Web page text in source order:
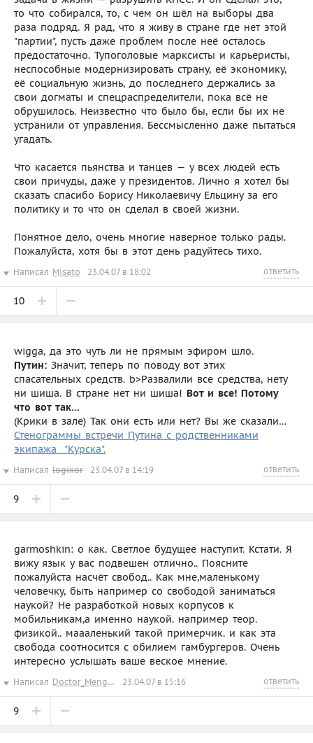
то что собирался, то, с чем он шёл на выборы два
раза подряд. Я рад, что я живу в стране где нет этой
"партии", пусть даже проблем после неё осталось
предостаточно. Тупоголовые марксисты и карьеристы,
неспособные модернизировать страну, её экономику,
её социальную жизнь, до последнего держались за
свои догматы и спецраспределители, пока всё не
обрушилось. Неизвестно что было бы, если бы их не
устранили от управления. Бессмысленно даже пытаться
угадать.
Что касается пьянства и танцев — у всех людей есть
свои причуды, даже у президентов. Лично я хотел бы
сказать спасибо Борису Николаевичу Ельцину за его
политику и то что он сделал в своей жизни.
Понятное дело, очень многие наверное только рады.
Пожалуйста, хотя бы в этот день радуйтесь тихо.
Написал Misato 23.04.07 в 18:02 ответить
10
wigga, да это чуть ли не прямым эфиром шло.
Путин: Значит, теперь по поводу вот этих
спасательных средств. b>Развалили все средства, нету
ни шиша. В стране нет ни шиша! Вот и все! Потому
что вот так…
(Крики в зале) Так они есть или нет? Вы же сказали…
Стенограммы встречи Путина с родственниками
экипажа "Курска".
Написал logixor 23.04.07 в 14:19 ответить
9
garmoshkin: о как. Светлое будущее наступит. Кстати. Я
вижу язык у вас подвешен отлично.. Поясните
пожалуйста насчёт свобод.. Как мне,маленькому
человечку, быть например со свободой заниматься
наукой? Не разработкой новых корпусов к
мобильникам,а именно наукой. например теор.
физикой.. маааленький такой примерчик. и как эта
свобода соотносится с обилием гамбургеров. Очень
интересно услышать ваше веское мнение.
Написал Doctor_Mengele 23.04.07 в 15:16 ответить
9